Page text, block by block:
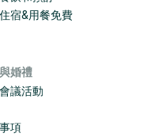
宿&用餐免費
婚禮
議活動
項